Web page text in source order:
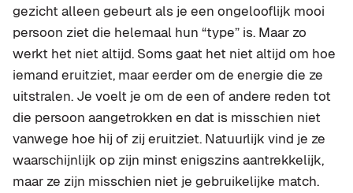
gezicht alleen gebeurt als je een ongelooflijk mooi
persoon ziet die helemaal hun “type” is. Maar zo
werkt het niet altijd. Soms gaat het niet altijd om hoe
iemand eruitziet, maar eerder om de energie die ze
uitstralen. Je voelt je om de een of andere reden tot
die persoon aangetrokken en dat is misschien niet
vanwege hoe hij of zij eruitziet. Natuurlijk vind je ze
waarschijnlijk op zijn minst enigszins aantrekkelijk,
maar ze zijn misschien niet je gebruikelijke match.